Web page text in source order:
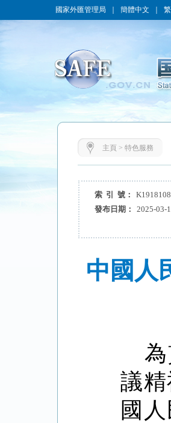
國家外匯管理局 簡體中文
主頁 > 特色服務
索 引 號：
發布日期：
2025-03-
中國人
議
國